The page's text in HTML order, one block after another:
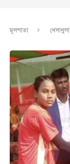
মূলপাতা খেলাধুলা